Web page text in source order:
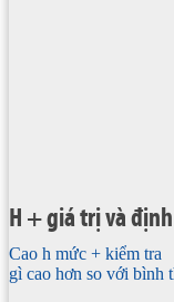
H + giá trị và
Cao h mức + kiểm tra
gì cao hơn so với bình